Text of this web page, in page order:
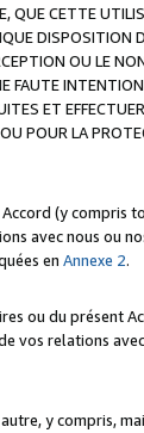
CETTE
OU LE
FAUTE
ET
POUR LA
(y compris
avec nous ou
en Annexe 2.
ou du présent
vos relations
y compris,